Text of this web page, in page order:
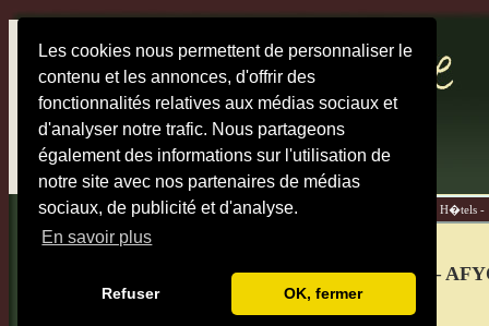
Les cookies nous permettent de personnaliser le
contenu et les annonces, d'offrir des
fonctionnalités relatives aux médias sociaux et
d'analyser notre trafic. Nous partageons
également des informations sur l'utilisation de
notre site avec nos partenaires de médias
sociaux, de publicité et d'analyse.
En savoir plus
Refuser OK, fermer
Accueil - Cartes - Destinations - H�tels -
AEZANI – BOUE TURQUE –
23 novembre